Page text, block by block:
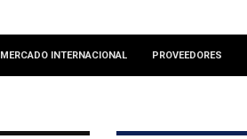
MERCADO INTERNACIONAL PROVEEDORES